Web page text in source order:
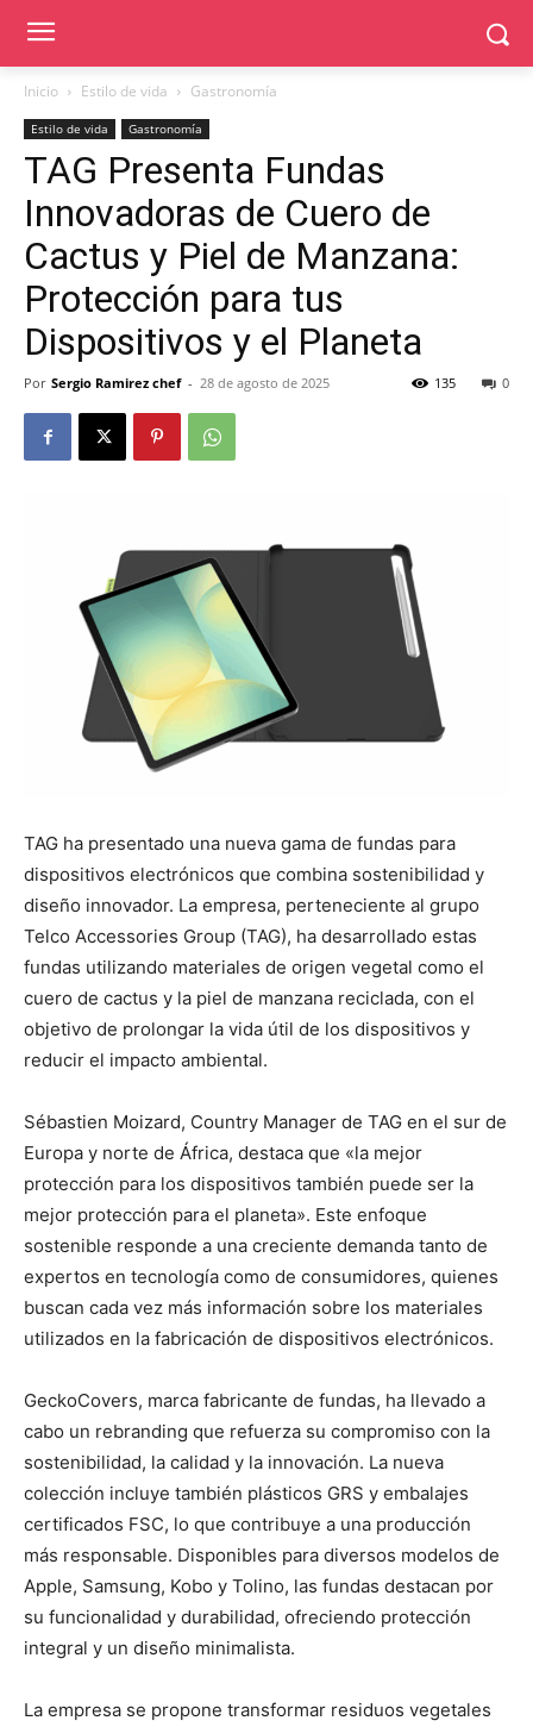
Inicio Estilo de vida Gastronomía
Estilo de vida Gastronomía
TAG Presenta Fundas
Innovadoras de Cuero de
Cactus y Piel de Manzana:
Protección para tus
Dispositivos y el Planeta
Por Sergio Ramirez chef - 28 de agosto de 2025 0
135
TAG ha presentado una nueva gama de fundas para
dispositivos electrónicos que combina sostenibilidad y
diseño innovador. La empresa, perteneciente al grupo
Telco Accessories Group (TAG), ha desarrollado estas
fundas utilizando materiales de origen vegetal como el
cuero de cactus y la piel de manzana reciclada, con el
objetivo de prolongar la vida útil de los dispositivos y
reducir el impacto ambiental.
Sébastien Moizard, Country Manager de TAG en el sur de
Europa y norte de África, destaca que «la mejor
protección para los dispositivos también puede ser la
mejor protección para el planeta». Este enfoque
sostenible responde a una creciente demanda tanto de
expertos en tecnología como de consumidores, quienes
buscan cada vez más información sobre los materiales
utilizados en la fabricación de dispositivos electrónicos.
GeckoCovers, marca fabricante de fundas, ha llevado a
cabo un rebranding que refuerza su compromiso con la
sostenibilidad, la calidad y la innovación. La nueva
colección incluye también plásticos GRS y embalajes
certificados FSC, lo que contribuye a una producción
más responsable. Disponibles para diversos modelos de
Apple, Samsung, Kobo y Tolino, las fundas destacan por
su funcionalidad y durabilidad, ofreciendo protección
integral y un diseño minimalista.
La empresa se propone transformar residuos vegetales